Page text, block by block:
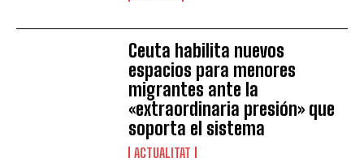
Ceuta habilita nuevos
espacios para menores
migrantes ante la
«extraordinaria presión» que
soporta el sistema
ACTUALITAT